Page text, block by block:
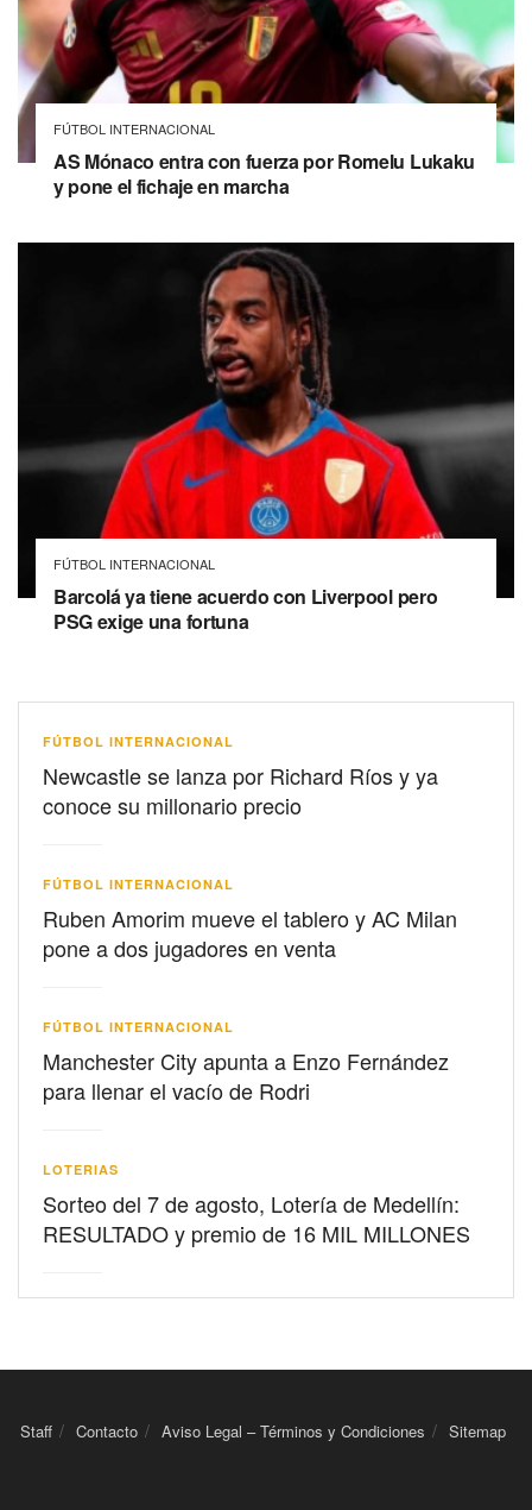
FÚTBOL INTERNACIONAL
AS Mónaco entra con fuerza por Romelu Lukaku
y pone el fichaje en marcha
FÚTBOL INTERNACIONAL
Barcolá ya tiene acuerdo con Liverpool pero
PSG exige una fortuna
FÚTBOL INTERNACIONAL
Newcastle se lanza por Richard Ríos y ya
conoce su millonario precio
FÚTBOL INTERNACIONAL
Ruben Amorim mueve el tablero y AC Milan
pone a dos jugadores en venta
FÚTBOL INTERNACIONAL
Manchester City apunta a Enzo Fernández
para llenar el vacío de Rodri
LOTERIAS
Sorteo del 7 de agosto, Lotería de Medellín:
RESULTADO y premio de 16 MIL MILLONES
Staff Contacto Aviso Legal – Términos y Condiciones Sitemap